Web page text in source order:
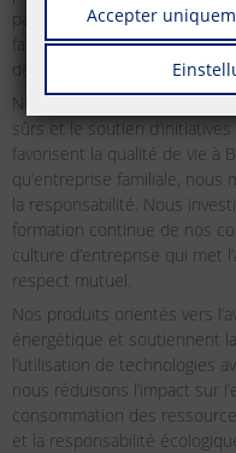
particulier à notre lieu
familiale, nous nous sentons
développement durable
Notre responsabilité
sûrs et le soutien
favorisent la qualité de vie à
qu’entreprise familiale,
la responsabilité. Nous
formation continue de nos
culture d’entreprise qui met
respect mutuel.
Nos produits orientés vers
énergétique et soutiennent
l’utilisation de technologies
nous réduisons l’impact sur
consommation des
et la responsabilité
Accepter